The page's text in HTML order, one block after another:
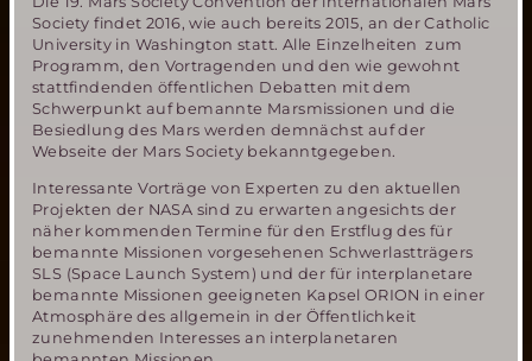
Society findet 2016, wie auch bereits 2015, an der Catholic
University in Washington statt. Alle Einzelheiten zum
Programm, den Vortragenden und den wie gewohnt
stattfindenden öffentlichen Debatten mit dem
Schwerpunkt auf bemannte Marsmissionen und die
Besiedlung des Mars werden demnächst auf der
Webseite der Mars Society bekanntgegeben.
Interessante Vorträge von Experten zu den aktuellen
Projekten der NASA sind zu erwarten angesichts der
näher kommenden Termine für den Erstflug des für
bemannte Missionen vorgesehenen Schwerlastträgers
SLS (Space Launch System) und der für interplanetare
bemannte Missionen geeigneten Kapsel ORION in einer
Atmosphäre des allgemein in der Öffentlichkeit
zunehmenden Interesses an interplanetaren